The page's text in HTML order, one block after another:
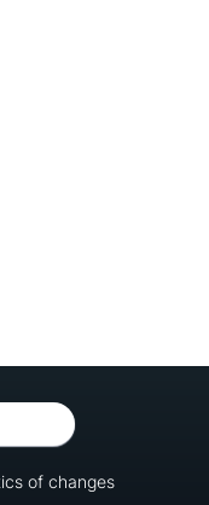
of changes